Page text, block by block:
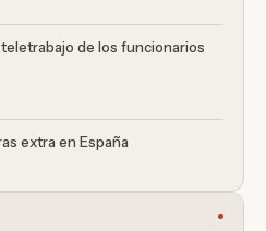
de los funcionarios
extra en España